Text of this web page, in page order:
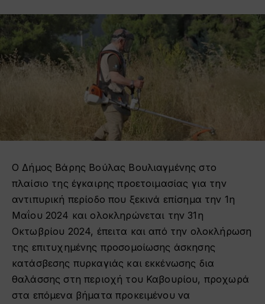
Ο Δήμος Βάρης Βούλας Βουλιαγμένης στο
πλαίσιο της έγκαιρης προετοιμασίας για την
αντιπυρική περίοδο που ξεκινά επίσημα την 1η
Μαΐου 2024 και ολοκληρώνεται την 31η
Οκτωβρίου 2024, έπειτα και από την ολοκλήρωση
της επιτυχημένης προσομοίωσης άσκησης
κατάσβεσης πυρκαγιάς και εκκένωσης δια
θαλάσσης στη περιοχή του Καβουρίου, προχωρά
στα επόμενα βήματα προκειμένου να